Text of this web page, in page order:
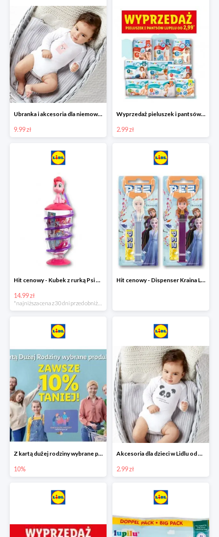
Ubranka i akcesoria dla niemowląt w Lidlu od 9,99 zł
9.99 zł
Wyprzedaż pieluszek i pantsów LUPILU od 2,99 zł
2.99 zł
Hit cenowy - Kubek z rurką Psi Patrol, PONY, Minionki, Peppa
14.99 zł
Hit cenowy - Dispenser Kraina Lodu
Z kartą dużej rodziny wybrane produkty w Lidlu -10%
10%
Akcesoria dla dzieci w Lidlu od 2,99 zł
2.99 zł